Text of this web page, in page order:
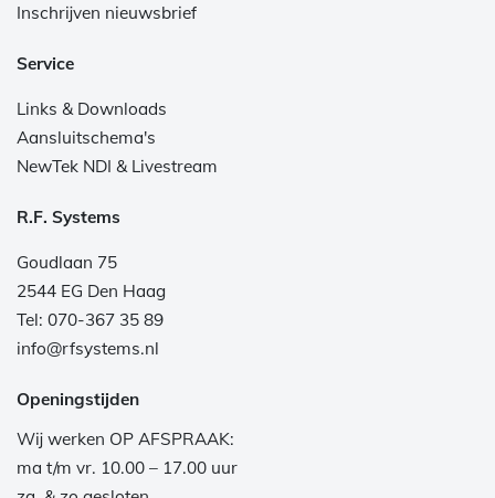
Inschrijven nieuwsbrief
Service
Links & Downloads
Aansluitschema's
NewTek NDI & Livestream
R.F. Systems
Goudlaan 75
2544 EG Den Haag
Tel: 070-367 35 89
info@rfsystems.nl
Openingstijden
Wij werken OP AFSPRAAK:
ma t/m vr. 10.00 – 17.00 uur